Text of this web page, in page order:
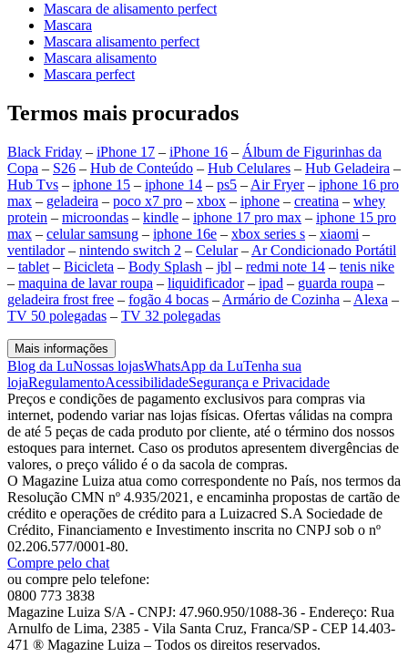
Mascara de alisamento perfect
Mascara
Mascara alisamento perfect
Mascara alisamento
Mascara perfect
Termos mais procurados
Black Friday – iPhone 17 – iPhone 16 – Álbum de Figurinhas da
Copa – S26 – Hub de Conteúdo – Hub Celulares – Hub Geladeira –
Hub Tvs – iphone 15 – iphone 14 – ps5 – Air Fryer– iphone 16 pro
max – geladeira – poco x7 pro – xbox – iphone – creatina – whey
protein – microondas – kindle – iphone 17 pro max – iphone 15 pro
max – celular samsung – iphone 16e – xbox series s – xiaomi –
ventilador– nintendo switch 2 – Celular– Ar Condicionado Portátil
– tablet – Bicicleta – Body Splash – jbl – redmi note 14 – tenis nike
– maquina de lavar roupa – liquidificador– ipad – guarda roupa –
geladeira frost free – fogão 4 bocas – Armário de Cozinha – Alexa –
TV 50 polegadas – TV 32 polegadas
Mais informações
Blog da LuNossas lojasWhatsApp da LuTenha sua
lojaRegulamentoAcessibilidadeSegurança e Privacidade
Preços e condições de pagamento exclusivos para compras via
internet, podendo variar nas lojas físicas. Ofertas válidas na compra
de até 5 peças de cada produto por cliente, até o término dos nossos
estoques para internet. Caso os produtos apresentem divergências de
valores, o preço válido é o da sacola de compras.
O Magazine Luiza atua como correspondente no País, nos termos da
Resolução CMN nº 4.935/2021, e encaminha propostas de cartão de
crédito e operações de crédito para a Luizacred S.A Sociedade de
Crédito, Financiamento e Investimento inscrita no CNPJ sob o nº
02.206.577/0001-80.
Compre pelo chat
ou compre pelo telefone:
0800 773 3838
Magazine Luiza S/A - CNPJ: 47.960.950/1088-36 - Endereço: Rua
Arnulfo de Lima, 2385 - Vila Santa Cruz, Franca/SP - CEP 14.403-
471 ® Magazine Luiza – Todos os direitos reservados.